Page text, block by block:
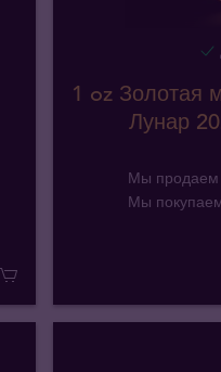
1 oz Золотая
Лунар
Мы продаем
Мы